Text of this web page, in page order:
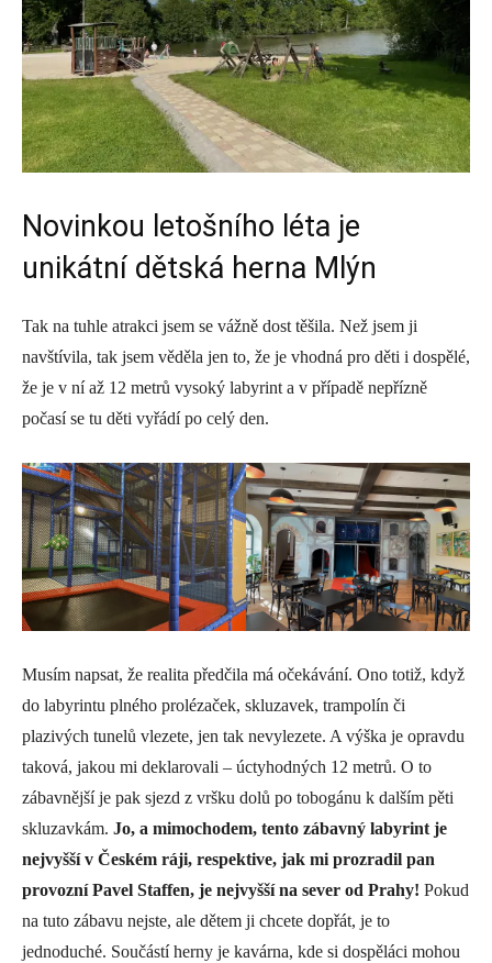
Novinkou letošního léta je
unikátní dětská herna Mlýn
Tak na tuhle atrakci jsem se vážně dost těšila. Než jsem ji
navštívila, tak jsem věděla jen to, že je vhodná pro děti i dospělé,
že je v ní až 12 metrů vysoký labyrint a v případě nepřízně
počasí se tu děti vyřádí po celý den.
Musím napsat, že realita předčila má očekávání. Ono totiž, když
do labyrintu plného prolézaček, skluzavek, trampolín či
plazivých tunelů vlezete, jen tak nevylezete. A výška je opravdu
taková, jakou mi deklarovali – úctyhodných 12 metrů. O to
zábavnější je pak sjezd z vršku dolů po tobogánu k dalším pěti
skluzavkám. Jo, a mimochodem, tento zábavný labyrint je
nejvyšší v Českém ráji, respektive, jak mi prozradil pan
provozní Pavel Staffen, je nejvyšší na sever od Prahy! Pokud
na tuto zábavu nejste, ale dětem ji chcete dopřát, je to
jednoduché. Součástí herny je kavárna, kde si dospěláci mohou